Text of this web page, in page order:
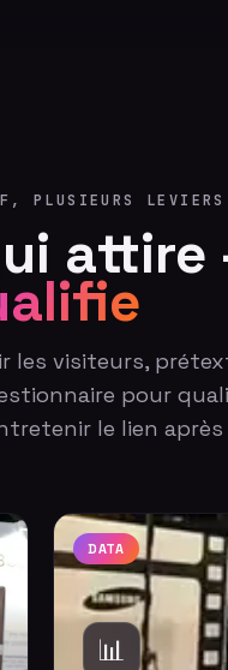
PLUSIEURS LEVIERS
les visiteurs,
pour
le lien après
DATA
📊